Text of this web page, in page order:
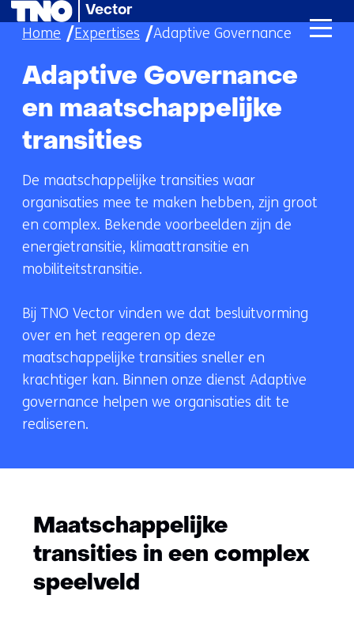
Ga
de
inhoud
Vector
Home
Expertises Adaptive Governance
Adaptive Governance
en maatschappelijke
transities
De maatschappelijke transities waar
organisaties mee te maken hebben, zijn groot
en complex. Bekende voorbeelden zijn de
energietransitie, klimaattransitie en
mobiliteitstransitie.
Bij TNO Vector vinden we dat besluitvorming
over en het reageren op deze
maatschappelijke transities sneller en
krachtiger kan. Binnen onze dienst Adaptive
governance helpen we organisaties dit te
realiseren.
Maatschappelijke
transities in een complex
speelveld